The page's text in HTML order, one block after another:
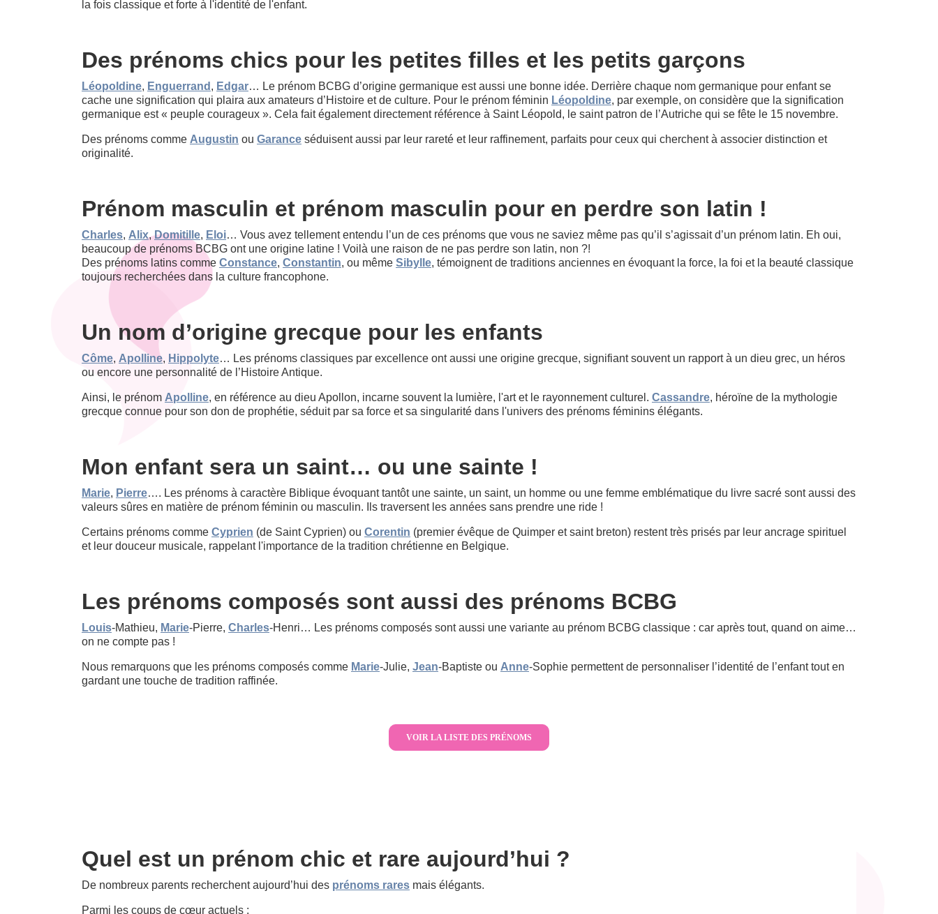
la fois classique et forte à l'identité de l'enfant.
Des prénoms chics pour les petites filles et les petits garçons
Léopoldine, Enguerrand , Edgar… Le prénom BCBG d’origine germanique est aussi une bonne idée. Derrière chaque nom germanique pour enfant se
cache une signification qui plaira aux amateurs d’Histoire et de culture. Pour le prénom féminin Léopoldine, par exemple, on considère que la signification
germanique est « peuple courageux ». Cela fait également directement référence à Saint Léopold, le saint patron de l’Autriche qui se fête le 15 novembre.
Des prénoms comme Augustin ou Garance séduisent aussi par leur rareté et leur raffinement, parfaits pour ceux qui cherchent à associer distinction et
originalité.
Prénom masculin et prénom masculin pour en perdre son latin !
Charles, Alix,Domitille, Eloi… Vous avez tellement entendu l’un de ces prénoms que vous ne saviez même pas qu’il s’agissait d’un prénom latin. Eh oui,
beaucoup de prénoms BCBG ont une origine latine ! Voilà une raison de ne pas perdre son latin, non ?!
Des prénoms latins comme Constance, Constantin, ou même Sibylle, témoignent de traditions anciennes en évoquant la force, la foi et la beauté classique
toujours recherchées dans la culture francophone.
Un nom d’origine grecque pour les enfants
Côme, Apolline, Hippolyte… Les prénoms classiques par excellence ont aussi une origine grecque, signifiant souvent un rapport à un dieu grec, un héros
ou encore une personnalité de l’Histoire Antique.
Ainsi, le prénom Apolline, en référence au dieu Apollon, incarne souvent la lumière, l'art et le rayonnement culturel. Cassandre, héroïne de la mythologie
grecque connue pour son don de prophétie, séduit par sa force et sa singularité dans l'univers des prénoms féminins élégants.
Mon enfant sera un saint… ou une sainte !
Marie, Pierre…. Les prénoms à caractère Biblique évoquant tantôt une sainte, un saint, un homme ou une femme emblématique du livre sacré sont aussi des
valeurs sûres en matière de prénom féminin ou masculin. Ils traversent les années sans prendre une ride !
Certains prénoms comme Cyprien (de Saint Cyprien) ou Corentin (premier évêque de Quimper et saint breton) restent très prisés par leur ancrage spirituel
et leur douceur musicale, rappelant l'importance de la tradition chrétienne en Belgique.
Les prénoms composés sont aussi des prénoms BCBG
Louis-Mathieu, Marie-Pierre, Charles-Henri… Les prénoms composés sont aussi une variante au prénom BCBG classique : car après tout, quand on aime…
on ne compte pas !
Nous remarquons que les prénoms composés comme Marie-Julie, Jean-Baptiste ou Anne-Sophie permettent de personnaliser l’identité de l’enfant tout en
gardant une touche de tradition raffinée.
VOIR LA LISTE DES PRÉNOMS
Quel est un prénom chic et rare aujourd’hui ?
De nombreux parents recherchent aujourd’hui des prénoms rares mais élégants.
Parmi les coups de cœur actuels :